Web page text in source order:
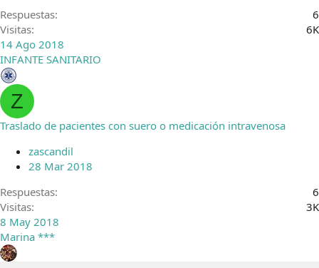
Respuestas
6
Visitas
6K
14 Ago 2018
INFANTE SANITARIO
Z
Traslado de pacientes con suero o medicación intravenosa
zascandil
28 Mar 2018
Respuestas
6
Visitas
3K
8 May 2018
Marina ***